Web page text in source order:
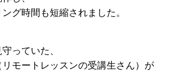
グ時間も短縮されました。
っていた、
モートレッスンの受講生さん）が